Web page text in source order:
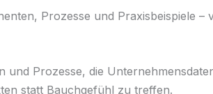
Prozesse und Praxisbeispiele
Prozesse, die
statt Bauchgefühl zu treffen.